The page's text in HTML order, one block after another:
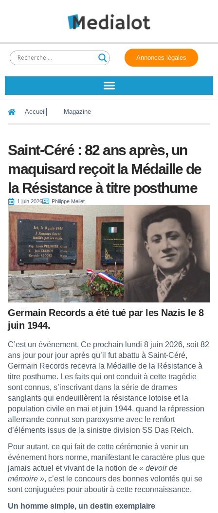
Annonces légales
Accueil Magazine
Saint-Céré : 82 ans après, un
maquisard reçoit la Médaille de
la Résistance à titre posthume
1 juin 2026 Philippe Mellet
Germain Records a été tué par les Nazis le 8
juin 1944.
C’est un événement. Ce prochain lundi 8 juin 2026, soit 82
ans jour pour jour après qu’il fut abattu à Saint-Céré,
Germain Records recevra la Médaille de la Résistance à
titre posthume. Les faits qui ont conduit à cette tragédie
sont connus, s’inscrivant dans la série de drames
sanglants qui endeuillèrent la résistance lotoise et la
population civile en mai et juin 1944, quand la répression
allemande connut son paroxysme avec le renfort
d’éléments issus de la sinistre division SS Das Reich.
Pour autant, ce qui fait de cette cérémonie à venir un
événement hors norme, manifestant le caractère plus que
jamais actuel et vivant de la notion de « devoir de
mémoire », c’est le concours des bonnes volontés qui se
sont conjuguées pour aboutir à cette reconnaissance.
Un homme simple, un destin exemplaire